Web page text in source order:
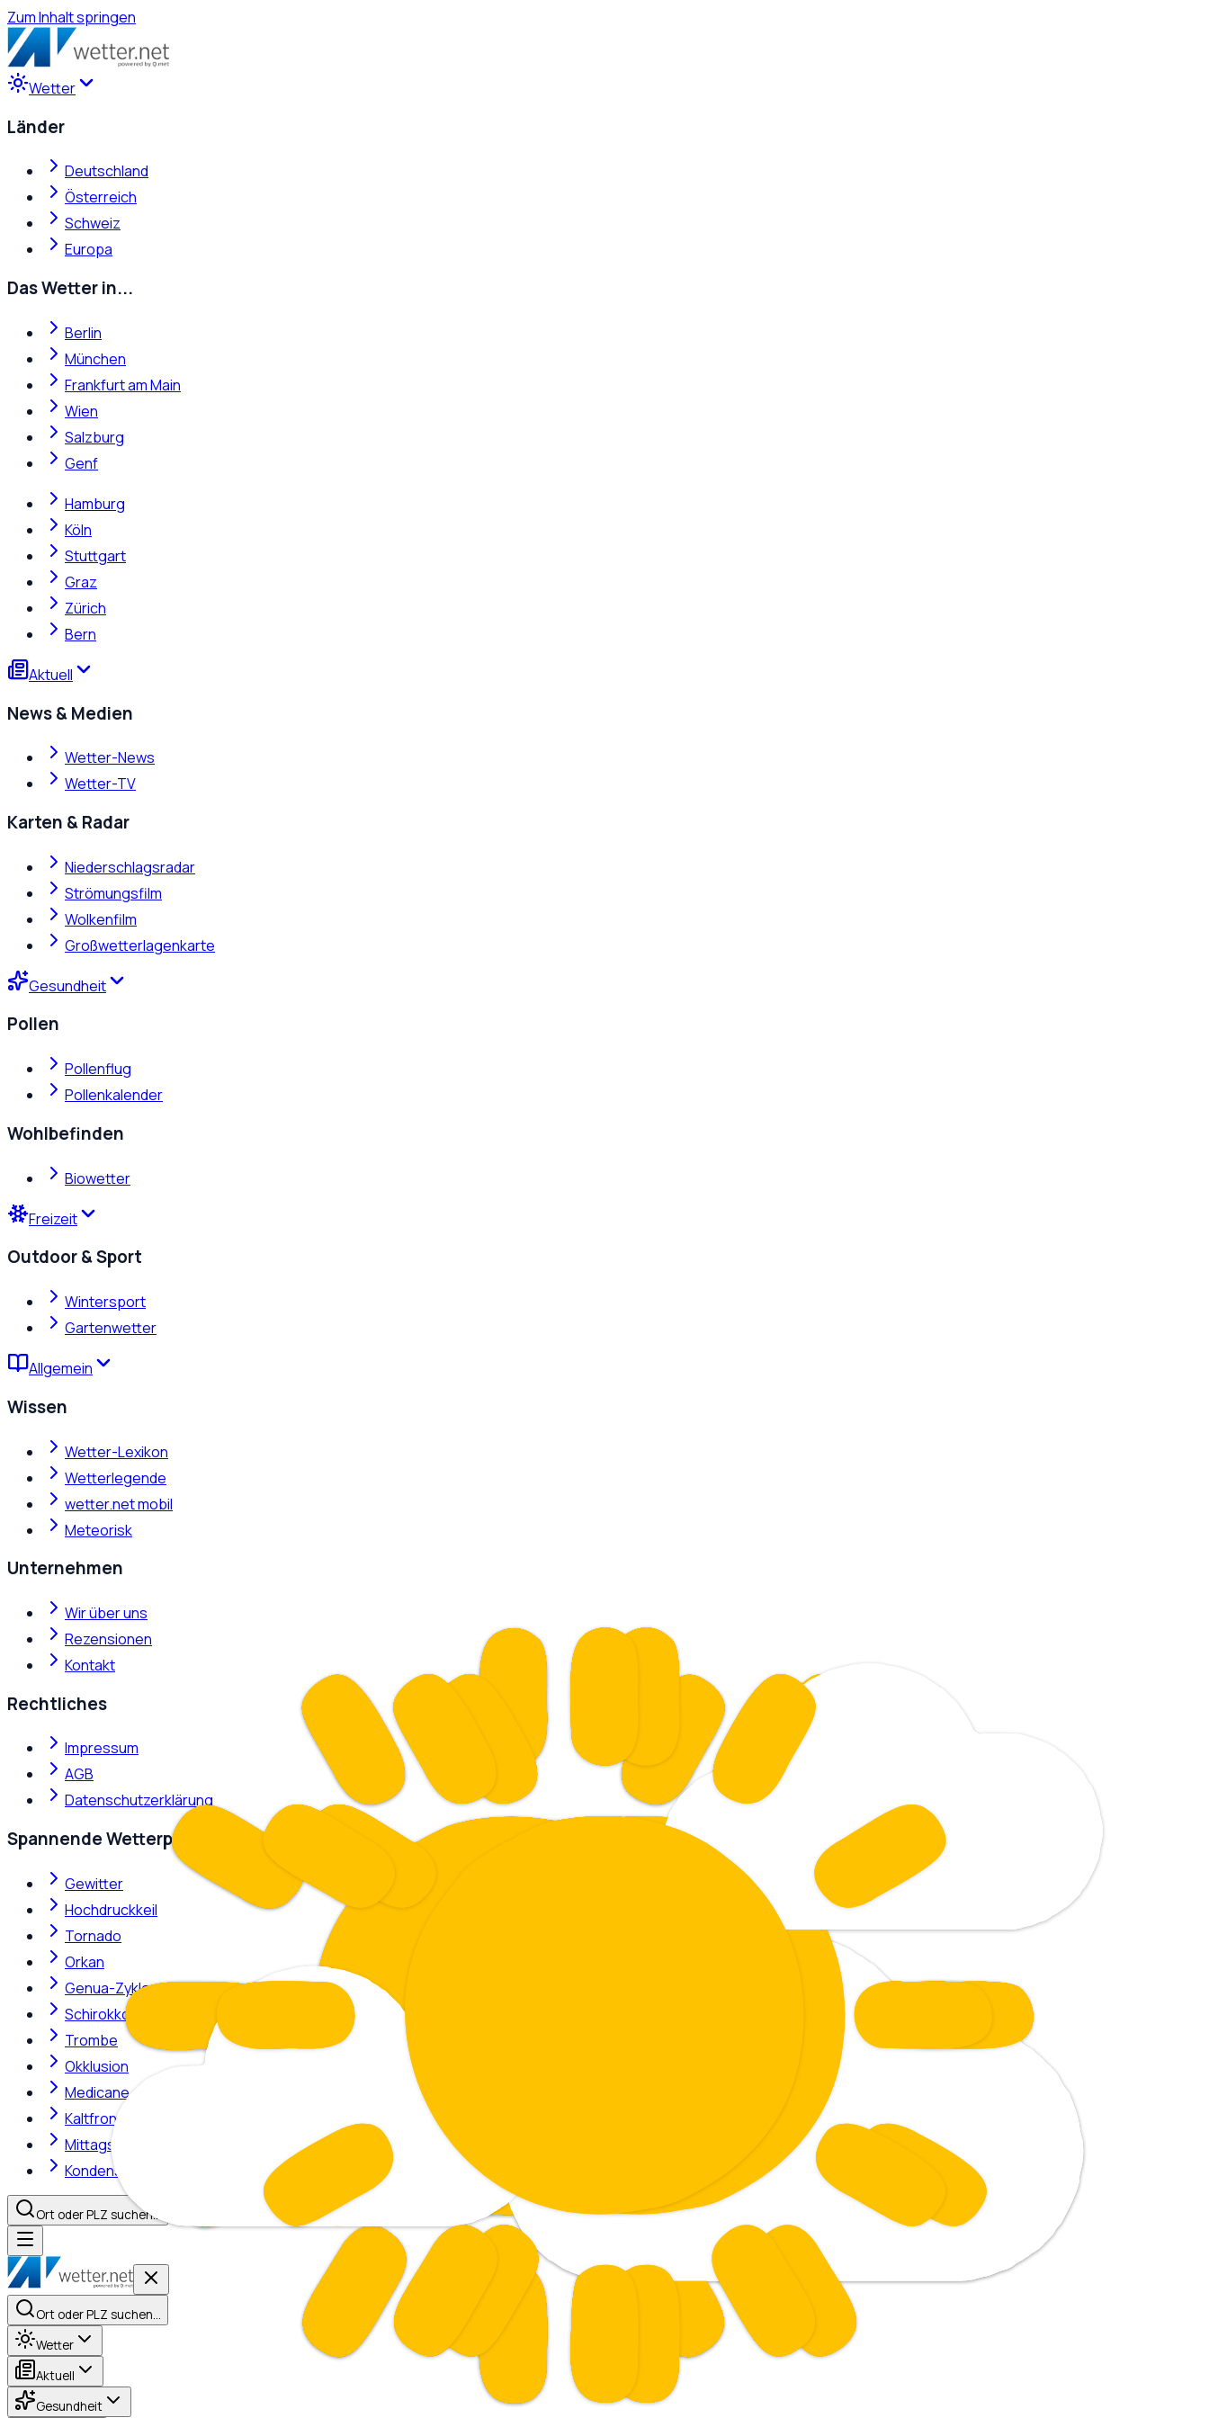
Zum Inhalt springen
Wetter
Länder
Deutschland
Österreich
Schweiz
Europa
Das Wetter in...
Berlin
München
Frankfurt am Main
Wien
Salzburg
Genf
Hamburg
Köln
Stuttgart
Graz
Zürich
Bern
Aktuell
News & Medien
Wetter-News
Wetter-TV
Karten & Radar
Niederschlagsradar
Strömungsfilm
Wolkenfilm
Großwetterlagenkarte
Gesundheit
Pollen
Pollenflug
Pollenkalender
Wohlbefinden
Biowetter
Freizeit
Outdoor & Sport
Wintersport
Gartenwetter
Allgemein
Wissen
Wetter-Lexikon
Wetterlegende
wetter.net mobil
Meteorisk
Unternehmen
Wir über uns
Rezensionen
Kontakt
Rechtliches
Impressum
AGB
Datenschutzerklärung
Spannende Wetterphänomene
Gewitter
Hochdruckkeil
Tornado
Orkan
Genua-Zyklone
Schirokko
Trombe
Okklusion
Medicane
Kaltfront
Mittagshitze
Kondensstreifen
Ort oder PLZ suchen…
Ort oder PLZ suchen…
Wetter
Aktuell
Gesundheit